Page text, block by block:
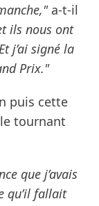
a-t-il
ils nous ont
j’ai signé la
Prix."
puis cette
tournant
que j’avais
qu’il fallait